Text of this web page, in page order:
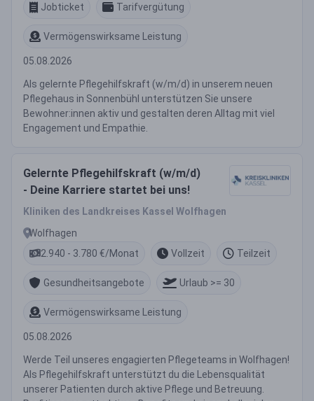
Jobticket Tarifvergütung
Vermögenswirksame Leistung
05.08.2026
Als gelernte Pflegehilfskraft (w/m/d) in unserem neuen
Pflegehaus in Sonnenbühl unterstützen Sie unsere
Bewohner:innen aktiv und gestalten deren Alltag mit viel
Engagement und Empathie.
Gelernte Pflegehilfskraft (w/m/d)
- Deine Karriere startet bei uns!
Kliniken des Landkreises Kassel Wolfhagen
Wolfhagen
2.940 - 3.780 €/Monat
Vollzeit Teilzeit
Gesundheitsangebote Urlaub >= 30
Vermögenswirksame Leistung
05.08.2026
Werde Teil unseres engagierten Pflegeteams in Wolfhagen!
Als Pflegehilfskraft unterstützt du die Lebensqualität
unserer Patienten durch aktive Pflege und Betreuung.